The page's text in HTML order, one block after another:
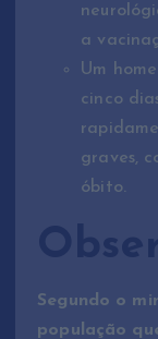
a
Um
cinco
graves,
óbito.
Segundo o
população